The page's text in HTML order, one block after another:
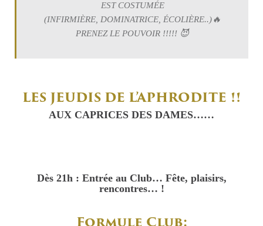
EST COSTUMÉE
(INFIRMIÈRE, DOMINATRICE, ÉCOLIÈRE..)🔥
PRENEZ LE POUVOIR !!!!! 😈
LES JEUDIS DE L’APHRODITE !!
AUX CAPRICES DES DAMES……
Dès 21h : Entrée au Club… Fête, plaisirs,
rencontres… !
Formule Club: